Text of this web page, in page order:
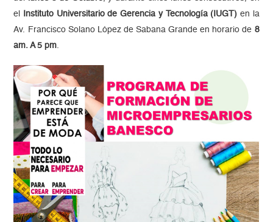
el
Instituto Universitario de Gerencia y Tecnología (IUGT) en la
Av. Francisco Solano López de Sabana Grande en horario de 8
am. A 5 pm.